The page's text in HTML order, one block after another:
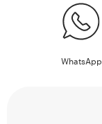
WhatsApp